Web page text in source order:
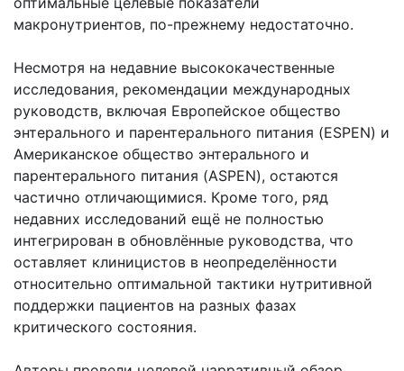
макронутриентов, по-прежнему недостаточно.
Несмотря на недавние высококачественные
исследования, рекомендации международных
руководств, включая Европейское общество
энтерального и парентерального питания (ESPEN) и
Американское общество энтерального и
парентерального питания (ASPEN), остаются
частично отличающимися. Кроме того, ряд
недавних исследований ещё не полностью
интегрирован в обновлённые руководства, что
оставляет клиницистов в неопределённости
относительно оптимальной тактики нутритивной
поддержки пациентов на разных фазах
критического состояния.